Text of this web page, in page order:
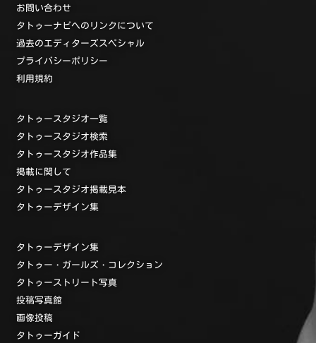
お問い合わせ
タトゥーナビへのリンクについて
過去のエディターズスペシャル
プライバシーポリシー
利用規約
タトゥースタジオ一覧
タトゥースタジオ検索
タトゥースタジオ作品集
掲載に関して
タトゥースタジオ掲載見本
タトゥーデザイン集
タトゥーデザイン集
タトゥー・ガールズ・コレクション
タトゥーストリート写真
投稿写真館
画像投稿
タトゥーガイド